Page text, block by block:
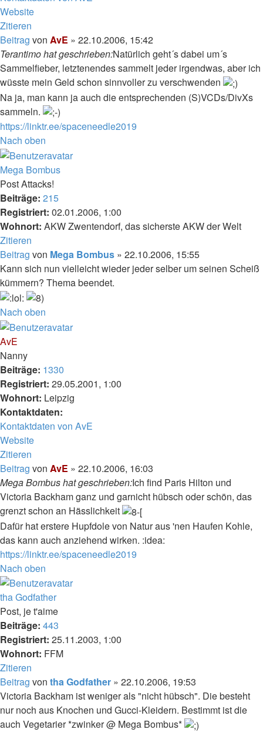
Website
Zitieren
Beitrag von AvE » 22.10.2006, 15:42
Terantimo hat geschrieben:Natürlich geht´s dabei um´s
Sammelfieber, letztenendes sammelt jeder irgendwas, aber ich
wüsste mein Geld schon sinnvoller zu verschwenden
Na ja, man kann ja auch die entsprechenden (S)VCDs/DivXs
sammeln.
https://linktr.ee/spaceneedle2019
Nach oben
Mega Bombus
Post Attacks!
Beiträge: 215
Registriert: 02.01.2006, 1:00
Wohnort: AKW Zwentendorf, das sicherste AKW der Welt
Zitieren
Beitrag von Mega Bombus » 22.10.2006, 15:55
Kann sich nun vielleicht wieder jeder selber um seinen Scheiß
kümmern? Thema beendet.
Nach oben
AvE
Nanny
Beiträge: 1330
Registriert: 29.05.2001, 1:00
Wohnort: Leipzig
Kontaktdaten:
Kontaktdaten von AvE
Website
Zitieren
Beitrag von AvE » 22.10.2006, 16:03
Mega Bombus hat geschrieben:Ich find Paris Hilton und
Victoria Backham ganz und garnicht hübsch oder schön, das
grenzt schon an Hässlichkeit
Dafür hat erstere Hupfdole von Natur aus 'nen Haufen Kohle,
das kann auch anziehend wirken. :idea:
https://linktr.ee/spaceneedle2019
Nach oben
tha Godfather
Post, je t'aime
Beiträge: 443
Registriert: 25.11.2003, 1:00
Wohnort: FFM
Zitieren
Beitrag von tha Godfather » 22.10.2006, 19:53
Victoria Backham ist weniger als "nicht hübsch". Die besteht
nur noch aus Knochen und Gucci-Kleidern. Bestimmt ist die
auch Vegetarier *zwinker @ Mega Bombus*